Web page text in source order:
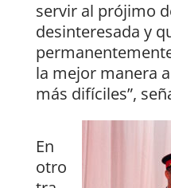
servir al prójimo
desinteresada y
la mejor manera
más difíciles”,
En
otro